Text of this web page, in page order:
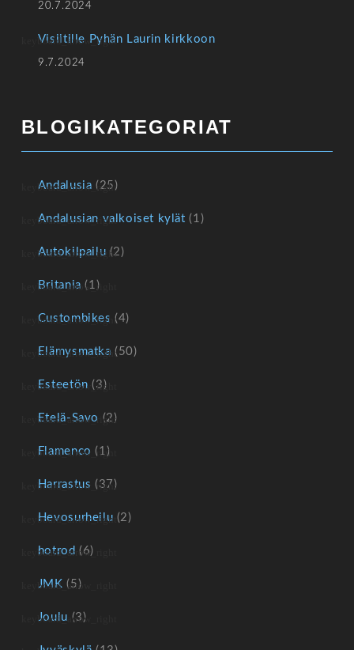
20.7.2024
Visiitille Pyhän Laurin kirkkoon
9.7.2024
BLOGIKATEGORIAT
Andalusia (25)
Andalusian valkoiset kylät (1)
Autokilpailu (2)
Britania (1)
Custombikes (4)
Elämysmatka (50)
Esteetön (3)
Etelä-Savo (2)
Flamenco (1)
Harrastus (37)
Hevosurheilu (2)
hotrod (6)
JMK (5)
Joulu (3)